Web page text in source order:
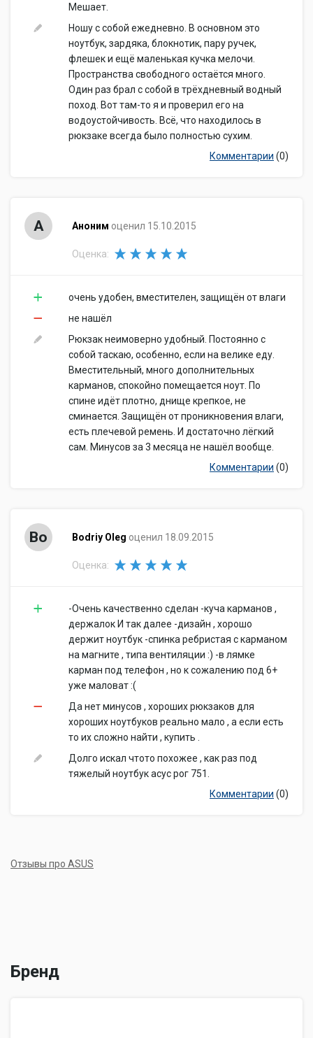
Мешает.
Ношу с собой ежедневно. В основном это
ноутбук, зардяка, блокнотик, пару ручек,
флешек и ещё маленькая кучка мелочи.
Пространства свободного остаётся много.
Один раз брал с собой в трёхдневный водный
поход. Вот там-то я и проверил его на
водоустойчивость. Всё, что находилось в
рюкзаке всегда было полностью сухим.
Комментарии (0)
А Аноним оценил 15.10.2015
Оценка:
очень удобен, вместителен, защищён от влаги
не нашёл
Рюкзак неимоверно удобный. Постоянно с
собой таскаю, особенно, если на велике еду.
Вместительный, много дополнительных
карманов, спокойно помещается ноут. По
спине идёт плотно, днище крепкое, не
сминается. Защищён от проникновения влаги,
есть плечевой ремень. И достаточно лёгкий
сам. Минусов за 3 месяца не нашёл вообще.
Комментарии (0)
Bo Bodriy Oleg оценил 18.09.2015
Оценка:
-Очень качественно сделан -куча карманов ,
держалок И так далее -дизайн , хорошо
держит ноутбук -спинка ребристая с карманом
на магните , типа вентиляции :) -в лямке
карман под телефон , но к сожалению под 6+
уже маловат :(
Да нет минусов , хороших рюкзаков для
хороших ноутбуков реально мало , а если есть
то их сложно найти , купить .
Долго искал чтото похожее , как раз под
тяжелый ноутбук асус рог 751.
Комментарии (0)
Отзывы про ASUS
Бренд